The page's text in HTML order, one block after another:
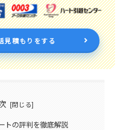
見積もりをする
トの評判を徹底解説